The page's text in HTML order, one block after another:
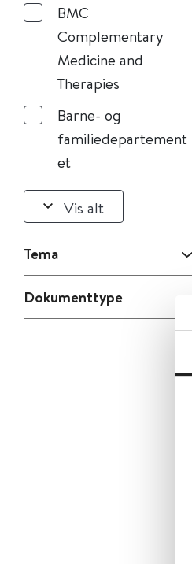
BMC
Complementary
Medicine and
Therapies
Barne- og
familiedepartement
et
Vis alt
Tema
Dokumenttype